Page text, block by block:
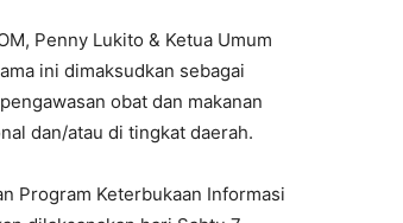
Penny Lukito & Ketua Umum
ini dimaksudkan sebagai
obat dan makanan
dan/atau di tingkat daerah.
Program Keterbukaan Informasi